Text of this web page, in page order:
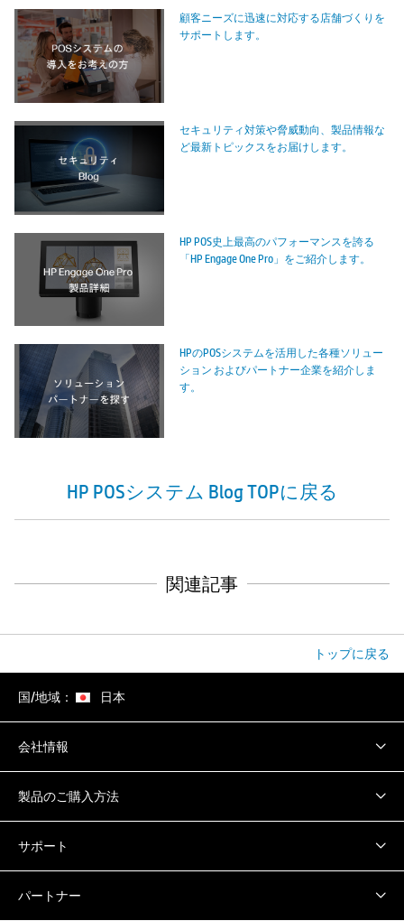
顧客ニーズに迅速に対応する店舗づくりを
サポートします。
セキュリティ対策や脅威動向、製品情報な
ど最新トピックスをお届けします。
HP POS史上最高のパフォーマンスを誇る
「HP Engage One Pro」をご紹介します。
HPのPOSシステムを活用した各種ソリュー
ション およびパートナー企業を紹介しま
す。
HP POSシステム Blog TOPに戻る
関連記事
トップに戻る
国/地域： 日本
会社情報
製品のご購入方法
サポート
パートナー